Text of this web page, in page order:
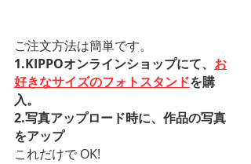
ご注文方法は簡単です。
1.KIPPOオンラインショップにて、 お
好きなサイズのフォトスタンドを購
入。
2.写真アップロード時に、作品の写真
をアップ
これだけで OK!